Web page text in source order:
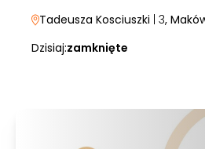
Tadeusza Kosciuszki | 3,
Dzisiaj:zamknięte